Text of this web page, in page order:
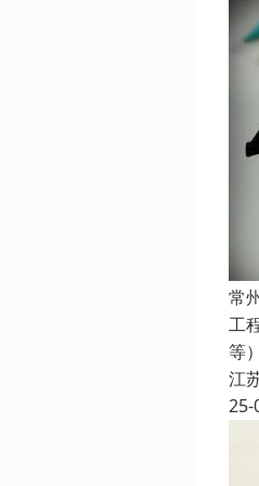
常
工
等
江
25-